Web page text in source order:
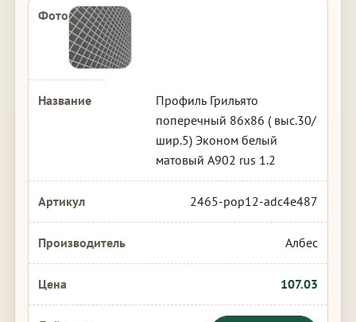
Профиль Грильято
поперечный 86х86 ( выс.30/
шир.5) Эконом белый
матовый А902 rus 1.2
2465-pop12-adc4e487
Албес
107.03